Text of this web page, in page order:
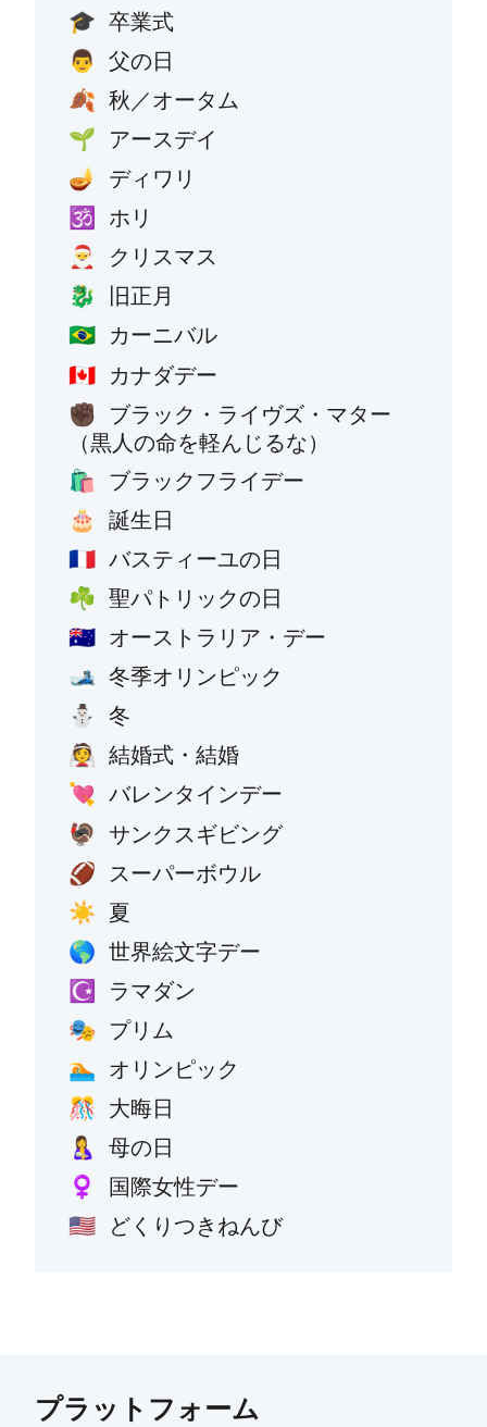
🎓 卒業式
👨 父の日
🍂 秋／オータム
🌱 アースデイ
🪔 ディワリ
🕉️ ホリ
🎅 クリスマス
🐉 旧正月
🇧🇷 カーニバル
🇨🇦 カナダデー
✊🏿 ブラック・ライヴズ・マター
（黒人の命を軽んじるな）
🛍️ ブラックフライデー
🎂 誕生日
🇫🇷 バスティーユの日
☘️ 聖パトリックの日
🇦🇺 オーストラリア・デー
🎿 冬季オリンピック
⛄ 冬
👰 結婚式・結婚
💘 バレンタインデー
🦃 サンクスギビング
🏈 スーパーボウル
☀️ 夏
🌎 世界絵文字デー
☪️ ラマダン
🎭 プリム
🏊 オリンピック
🎊 大晦日
🤱 母の日
♀️ 国際女性デー
🇺🇸 どくりつきねんび
プラットフォーム